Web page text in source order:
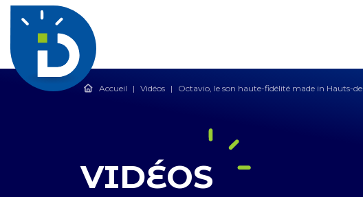
Accueil | Vidéos | Octavio, le son haute-fidélité made in Hauts-
VIDÉOS